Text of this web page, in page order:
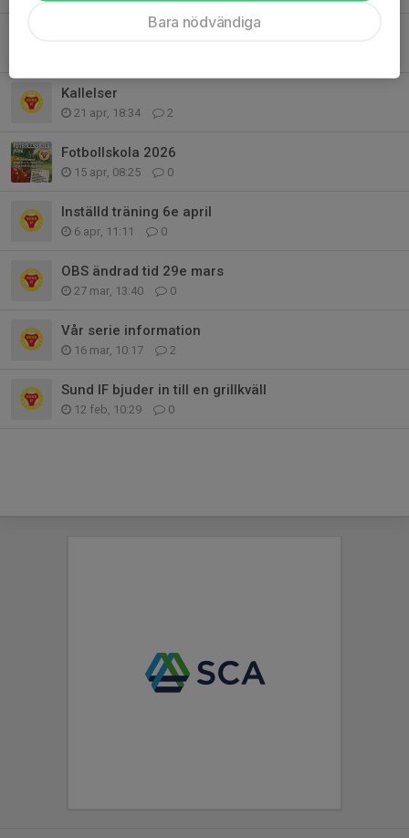
Kallelser
21 apr, 18:34 2
Fotbollskola 2026
15 apr, 08:25 0
Inställd träning 6e april
6 apr, 11:11 0
OBS ändrad tid 29e mars
27 mar, 13:40 0
Vår serie information
16 mar, 10:17 2
Sund IF bjuder in till en grillkväll
12 feb, 10:29 0
Bara nödvändiga